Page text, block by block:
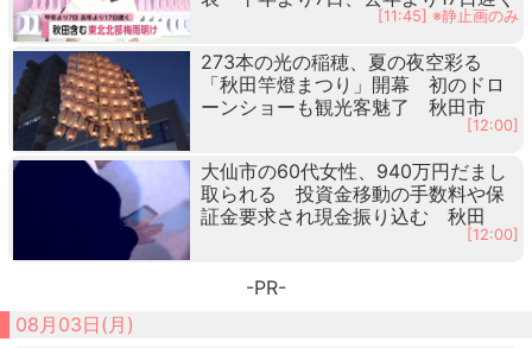
[11:45] ※静止画のみ
273本の光の稲穂、夏の夜空彩る
「秋田竿燈まつり」開幕 初のドロ
ーンショーも観光客魅了 秋田市
[12:00]
大仙市の60代女性、940万円だまし
取られる 投資金移動の手数料や保
証金要求され現金振り込む 秋田
[12:00]
-PR-
08月03日(月)